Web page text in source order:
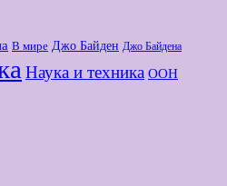
В мире Джо Байден Джо Байдена
Наука и техника ООН